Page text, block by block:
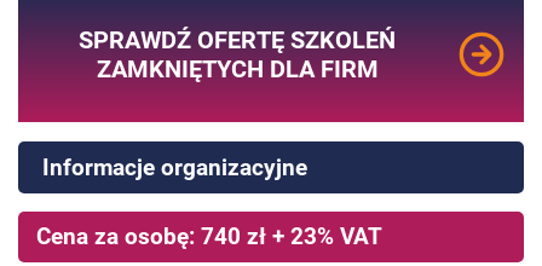
SPRAWDŹ OFERTĘ SZKOLEŃ
ZAMKNIĘTYCH DLA FIRM
Informacje organizacyjne
Cena za osobę: 740 zł + 23% VAT